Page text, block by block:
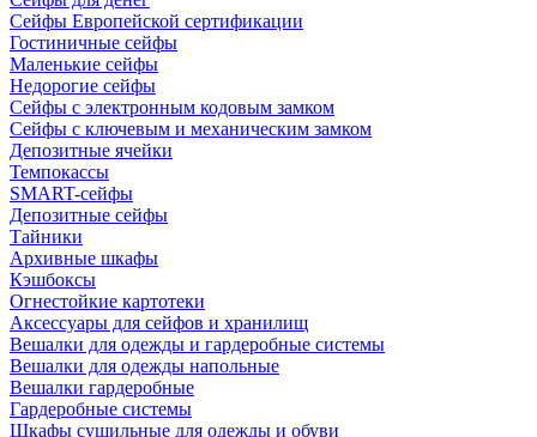
Сейфы Европейской сертификации
Гостиничные сейфы
Маленькие сейфы
Недорогие сейфы
Сейфы с электронным кодовым замком
Сейфы с ключевым и механическим замком
Депозитные ячейки
Темпокассы
SMART-сейфы
Депозитные сейфы
Тайники
Архивные шкафы
Кэшбоксы
Огнестойкие картотеки
Аксессуары для сейфов и хранилищ
Вешалки для одежды и гардеробные системы
Вешалки для одежды напольные
Вешалки гардеробные
Гардеробные системы
Шкафы сушильные для одежды и обуви